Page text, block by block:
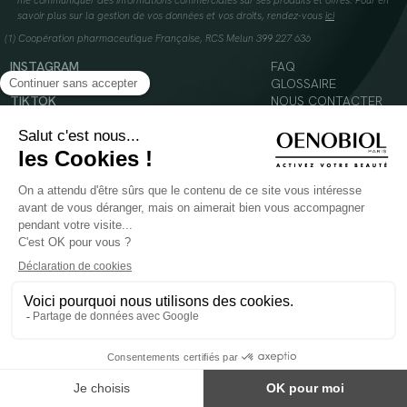
savoir plus sur la gestion de vos données et vos droits, rendez-vous ici
(1) Coopération pharmaceutique Française, RCS Melun 399 227 636
INSTAGRAM
FACEBOOK
TIKTOK
FAQ
GLOSSAIRE
NOUS CONTACTER
© 2024 Oenobiol Paris
Mentions légales
Conditions Générales d’Utilisation
Politique en matière de cookies
POUR VOTRE SANTÉ, MANGEZ AU MOINS CINQ FRUITS ET LÉGUMES PAR JOUR -
ne pas être utilisés comme substituts d'un régimes alimentaire varié et équilibré.
Réservé à l'adulte. Consulter attentivement l'étiquetage des produits avant l'utilisation.